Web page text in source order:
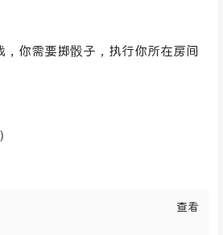
，你需要掷骰子，执行你所在房间
查看